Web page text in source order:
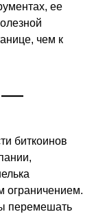
ее
чем к
—
биткоинов
ограничением.
перемешать